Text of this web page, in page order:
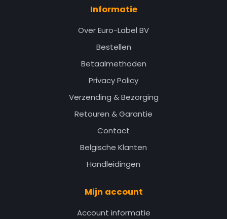
Informatie
Over Euro-Label BV
Bestellen
Betaalmethoden
Privacy Policy
Verzending & Bezorging
Retouren & Garantie
Contact
Belgische Klanten
Handleidingen
Mijn account
Account informatie